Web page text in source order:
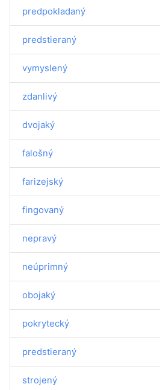
predpokladaný
predstieraný
vymyslený
zdanlivý
dvojaký
falošný
farizejský
fingovaný
nepravý
neúprimný
obojaký
pokrytecký
predstieraný
strojený